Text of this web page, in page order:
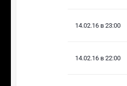
14.02.16 в 23:00
14.02.16 в 22:00